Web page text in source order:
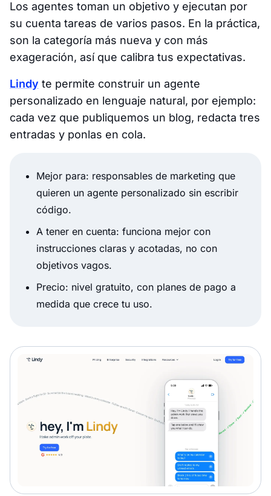
Los agentes toman un objetivo y ejecutan por
su cuenta tareas de varios pasos. En la práctica,
son la categoría más nueva y con más
exageración, así que calibra tus expectativas.
Lindy te permite construir un agente
personalizado en lenguaje natural, por ejemplo:
cada vez que publiquemos un blog, redacta tres
entradas y ponlas en cola.
Mejor para: responsables de marketing que
quieren un agente personalizado sin escribir
código.
A tener en cuenta: funciona mejor con
instrucciones claras y acotadas, no con
objetivos vagos.
Precio: nivel gratuito, con planes de pago a
medida que crece tu uso.